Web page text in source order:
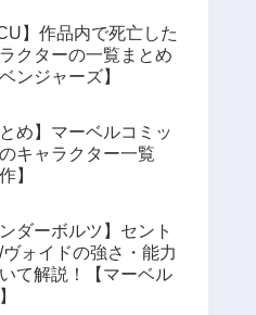
】作品内で死亡した
クターの一覧まとめ
ベンジャーズ】
とめ】マーベルコミッ
キャラクター一覧
】
ンダーボルツ】セント
ヴォイドの強さ・能力
て解説！【マーベル